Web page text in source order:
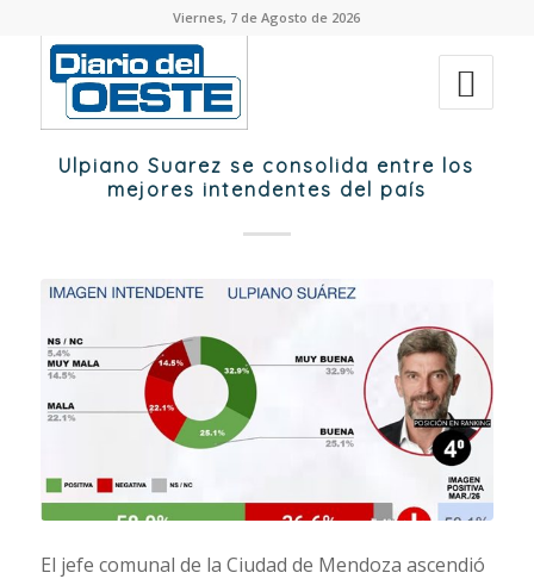
Viernes, 7 de Agosto de 2026
Ulpiano Suarez se consolida entre los
mejores intendentes del país
El jefe comunal de la Ciudad de Mendoza ascendió